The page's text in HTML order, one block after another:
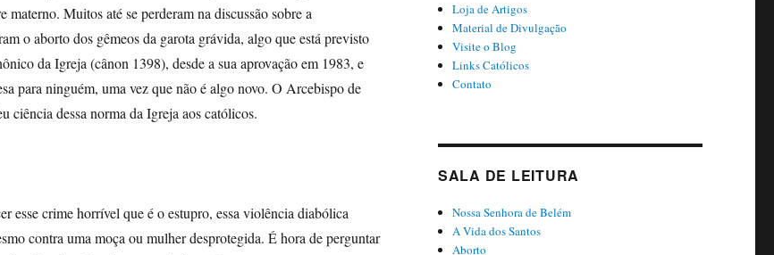
materno. Muitos até se perderam na discussão sobre a
o aborto dos gêmeos da garota grávida, algo que está previsto
da Igreja (cânon 1398), desde a sua aprovação em 1983, e
para ninguém, uma vez que não é algo novo. O Arcebispo de
ciência dessa norma da Igreja aos católicos.
esse crime horrível que é o estupro, essa violência diabólica
contra uma moça ou mulher desprotegida. É hora de perguntar
Loja de Artigos
Material de Divulgação
Visite o Blog
Links Católicos
Contato
SALA DE LEITURA
Nossa Senhora de Belém
A Vida dos Santos
Aborto